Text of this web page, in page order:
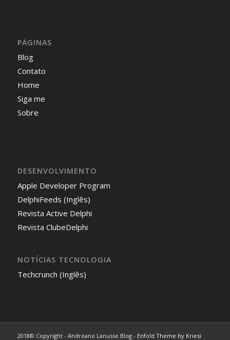
PÁGINAS
Blog
Contato
Home
Siga me
Sobre
DESENVOLVIMENTO
Apple Developer Program
DelphiFeeds (Inglês)
Revista Active Delphi
Revista ClubeDelphi
NOTÍCIAS TECNOLOGIA
Techcrunch (Inglês)
2018© Copyright - Andreano Lanusse Blog - Enfold Theme by Kriesi